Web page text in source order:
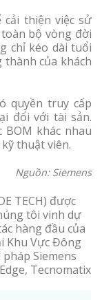
cải thiện việc sử
bộ vòng đời
chỉ kéo dài tuổi
của khách
quyền truy cấp
đối với tài sản.
BOM khác nhau
thuật viên.
Nguồn: Siemens
TECH) được
tôi vinh dự
hàng đầu của
Khu Vực Đông
Siemens
Tecnomatix